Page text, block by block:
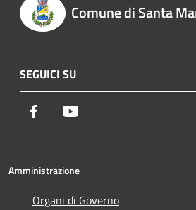
Comune di Santa
SEGUICI SU
Facebook
Amministrazione
Organi di Governo